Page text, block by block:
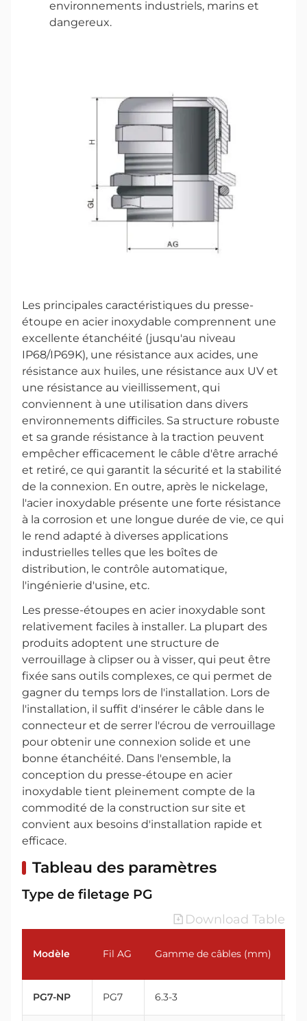
environnements industriels, marins et
dangereux.
Les principales caractéristiques du presse-
étoupe en acier inoxydable comprennent une
excellente étanchéité (jusqu'au niveau
IP68/IP69K), une résistance aux acides, une
résistance aux huiles, une résistance aux UV et
une résistance au vieillissement, qui
conviennent à une utilisation dans divers
environnements difficiles. Sa structure robuste
et sa grande résistance à la traction peuvent
empêcher efficacement le câble d'être arraché
et retiré, ce qui garantit la sécurité et la stabilité
de la connexion. En outre, après le nickelage,
l'acier inoxydable présente une forte résistance
à la corrosion et une longue durée de vie, ce qui
le rend adapté à diverses applications
industrielles telles que les boîtes de
distribution, le contrôle automatique,
l'ingénierie d'usine, etc.
Les presse-étoupes en acier inoxydable sont
relativement faciles à installer. La plupart des
produits adoptent une structure de
verrouillage à clipser ou à visser, qui peut être
fixée sans outils complexes, ce qui permet de
gagner du temps lors de l'installation. Lors de
l'installation, il suffit d'insérer le câble dans le
connecteur et de serrer l'écrou de verrouillage
pour obtenir une connexion solide et une
bonne étanchéité. Dans l'ensemble, la
conception du presse-étoupe en acier
inoxydable tient pleinement compte de la
commodité de la construction sur site et
convient aux besoins d'installation rapide et
efficace.
Tableau des paramètres
Type de filetage PG
Download Table
Modèle Fil AG Gamme de câbles (mm)
PG7-NP PG7 6.3-3